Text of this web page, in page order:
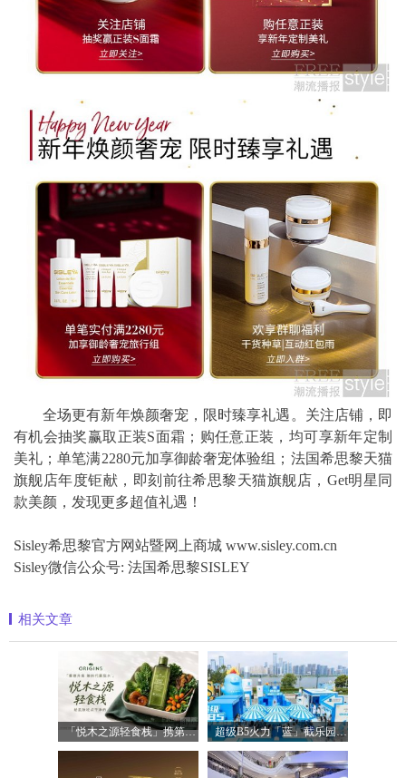
全场更有新年焕颜奢宠，限时臻享礼遇。关注店铺，即
有机会抽奖赢取正装S面霜；购任意正装，均可享新年定制
美礼；单笔满2280元加享御龄奢宠体验组；法国希思黎天猫
旗舰店年度钜献，即刻前往希思黎天猫旗舰店，Get明星同
款美颜，发现更多超值礼遇！
Sisley希思黎官方网站暨网上商城 www.sisley.com.cn
Sisley微信公众号: 法国希思黎SISLEY
相关文章
「悦木之源轻食栈」携第四代菌菇水轻盈 超级B5火力「蓝」截乐园登陆长沙，理肤